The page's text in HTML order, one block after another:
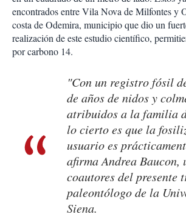
encontrados entre Vila Nova de Milfontes y
costa de Odemira, municipio que dio un
realización de este estudio científico,
por carbono 14.
"Con un registro fósil
de años de nidos y
atribuidos a la familia
lo cierto es que la
usuario es
afirma Andrea Baucon,
coautores del presente
paleontólogo de la
Siena.